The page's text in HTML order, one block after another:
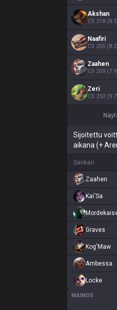
Akshan
CS 218 (8.5
Naafiri
CS 205 (8.2
Zaahen
CS 209 (7.9
Zeri
CS 292(9.7
Sijoitettu
aikana (+
Sankari
Zaahen
Kai'Sa
Graves
Kog'Maw
Ambessa
Locke
MAINOS